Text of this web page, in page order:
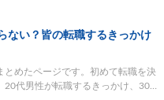
ない？皆の転職するきっかけ
とめたページです。初めて転職を決
20代男性が転職するきっかけ、30…